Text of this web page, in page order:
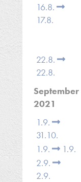
16.8.
17.8.
22.8.
22.8.
September
2021
1.9.
31.10.
1.9. 1.9.
2.9.
2.9.